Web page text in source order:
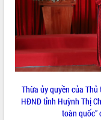
UBND tỉnh họp báo định kỳ
năm 2026
Hội thảo khoa học “Giải
phát triển nền kinh tế xanh
Đắk Lắk”
Tăng cường giám sát, đôn
hiện nhiệm vụ quản lý tài sản
hàng tuần
Tháo gỡ những vướng mắc,
Thừa ủy quyền của
HĐND tỉnh Huỳnh Thị
toàn quốc”